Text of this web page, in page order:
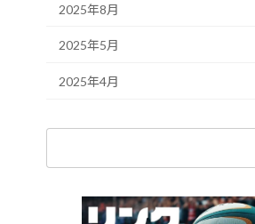
2025年8月
2025年5月
2025年4月